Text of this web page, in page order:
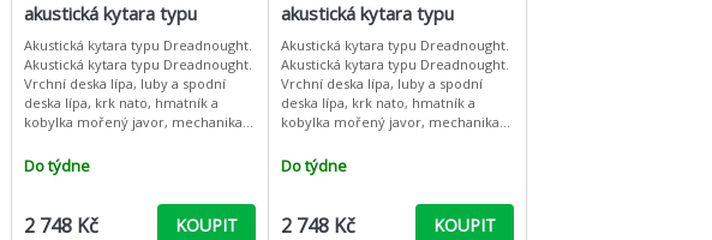
akustická kytara typu
Dreadnought
Akustická kytara typu Dreadnought.
Akustická kytara typu Dreadnought.
Vrchní deska lípa, luby a spodní
deska lípa, krk nato, hmatník a
kobylka mořený javor, mechanika
lesklá.: Vrchní deska
Do týdne
2 748 Kč KOUPIT
akustická kytara typu
Dreadnought
Akustická kytara typu Dreadnought.
Akustická kytara typu Dreadnought.
Vrchní deska lípa, luby a spodní
deska lípa, krk nato, hmatník a
kobylka mořený javor, mechanika
lesklá.: Vrchní de
Do týdne
2 748 Kč KOUPIT